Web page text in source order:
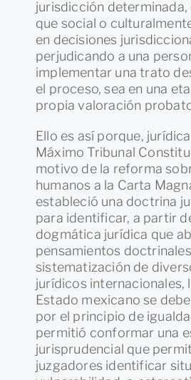
jurisdicción
que social o
en decisiones
perjudicando a una
implementar una trato
el proceso, sea en una
propia valoración
Ello es así porque,
Máximo Tribunal
motivo de la reforma
humanos a la Carta
estableció una doctrina
para identificar, a partir
dogmática jurídica que
pensamientos
sistematización de
jurídicos internacionales,
Estado mexicano se
por el principio de
permitió conformar una
jurisprudencial que
juzgadores identificar